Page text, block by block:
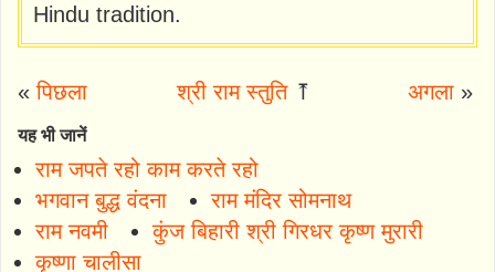
Hindu tradition.
«पिछला श्री राम स्तुति⤒ अगला»
यह भी जानें
राम जपते रहो काम करते रहो
भगवान बुद्ध वंदना
राम मंदिर सोमनाथ
राम नवमी
कुंज बिहारी श्री गिरधर कृष्ण मुरारी
कृष्णा चालीसा